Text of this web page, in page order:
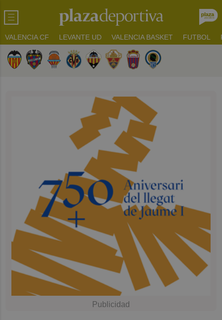
VALENCIA CF LEVANTE UD VALENCIA BASKET FUTBOL